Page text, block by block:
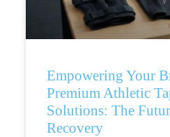
Empowering Your
Premium Athletic
Solutions: The
Recovery